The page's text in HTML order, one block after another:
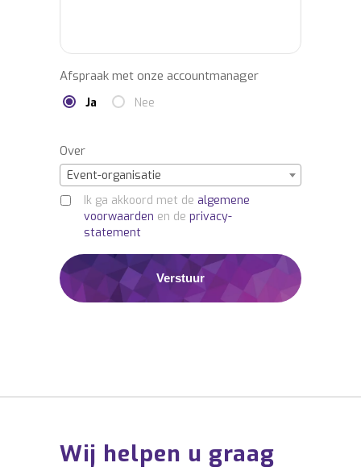
Afspraak met onze accountmanager
Ja Nee
Over
Event-organisatie
Ik ga akkoord met de algemene
voorwaarden en de privacy-
statement
Wij helpen u graag